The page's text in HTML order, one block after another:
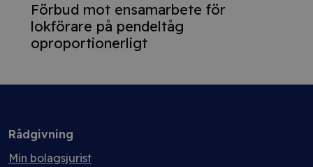
Förbud mot ensamarbete för
lokförare på pendeltåg
oproportionerligt
Rådgivning
Min bolagsjurist